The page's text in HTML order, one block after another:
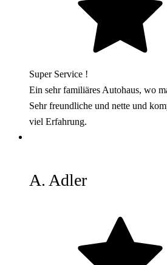
Super Service !
Ein sehr familiäres Autohaus, wo
Sehr freundliche und nette und
viel Erfahrung.
A. Adler